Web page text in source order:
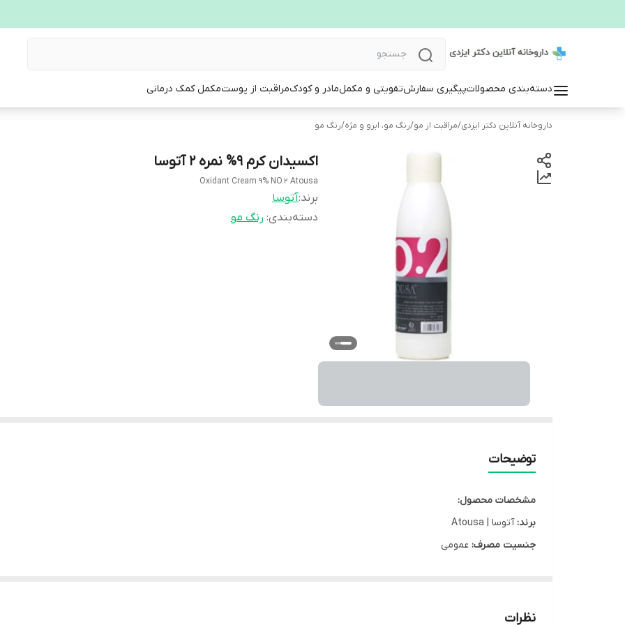
دسته‌بندی محصولاتپیگیری سفارشتقویتی و مکملمادر و کودکمراقبت از پوستمکمل کمک درمانی
داروخانه آنلاین دکتر ایزدی/مراقبت از مو/رنگ مو، ابرو و مژه/رنگ مو
اکسیدان کرم 9% نمره 2 آتوسا
Oxidant Cream 9% NO.2 Atousa
برند:آتوسا
دسته‌بندی: رنگ مو
توضیحات
مشخصات محصول:
برند:آتوسا | Atousa
جنسیت مصرف: عمومی
نوع محفظه:
نظرات